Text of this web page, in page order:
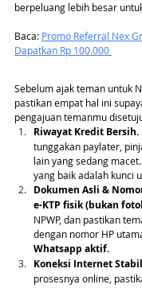
berpeluang lebih besar
Baca: Promo Referral Nex
Dapatkan Rp 100.000
Sebelum ajak teman untuk
pastikan empat hal ini
pengajuan temanmu
Riwayat Kredit Bersih.
tunggakan paylater,
lain yang sedang
yang baik adalah kunci
Dokumen Asli &
e-KTP fisik (bukan
NPWP, dan pastikan
dengan nomor HP
Whatsapp aktif.
Koneksi Internet
prosesnya online,